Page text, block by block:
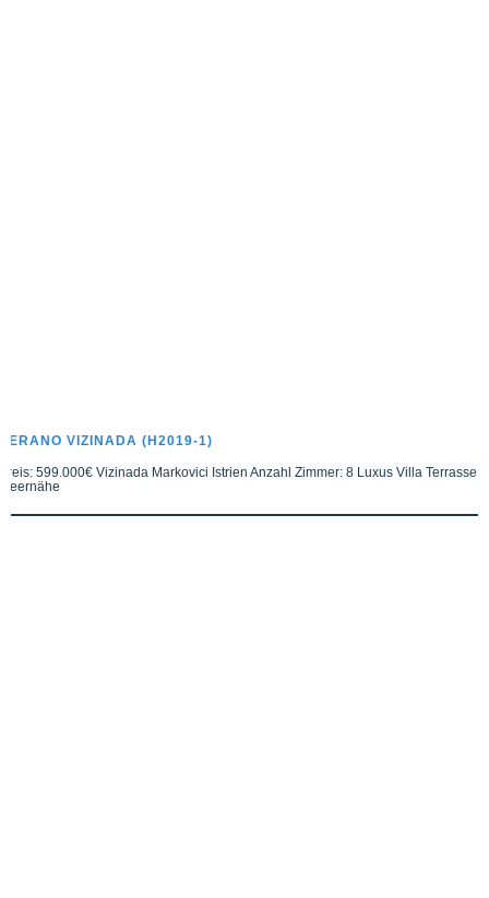
VERANO VIZINADA (H2019-1)
Preis: 599.000€ Vizinada Markovici Istrien Anzahl Zimmer: 8 Luxus Villa Terrasse
Meernähe